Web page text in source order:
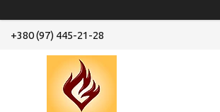
+380 (97) 445-21-28